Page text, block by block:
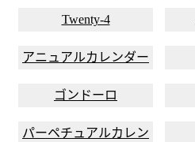
Twenty-4
アニュアルカレンダー
ゴンドーロ
パーペチュアルカレン